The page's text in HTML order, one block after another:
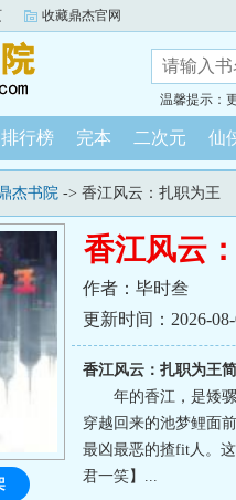
收藏鼎杰官网
温馨提示：
排行榜 完本 二次元 仙
杰书院 -> 香江风云：扎职为王
香江风云
作者：毕时叁
更新时间：2026-
香江风云：扎职为王简
年的香江，是矮
穿越回来的池梦鲤面
最凶最恶的揸fit人。
君一笑】...